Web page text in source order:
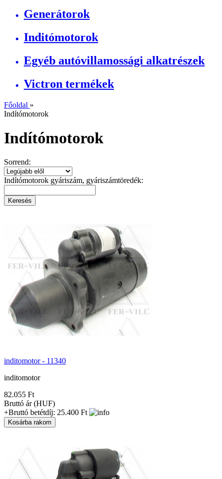
Generátorok
Inditómotorok
Egyéb autóvillamossági alkatrészek
Victron termékek
Főoldal »
Indítómotorok
Indítómotorok
Sorrend:
Indítómotorok gyáriszám, gyáriszámtöredék:
inditomotor - 11340
inditomotor
82.055 Ft
Bruttó ár (HUF)
+Bruttó betétdíj: 25.400 Ft